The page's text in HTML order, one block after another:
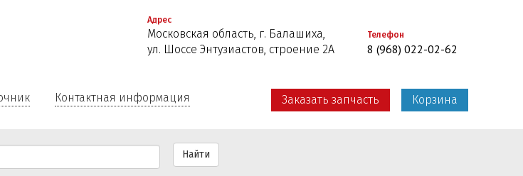
Адрес
Московская область, г. Балашиха,
ул. Шоссе Энтузиастов, строение 2А
Телефон
8 (968) 022-02-62
Контактная информация Заказать запчасть Корзина
Найти